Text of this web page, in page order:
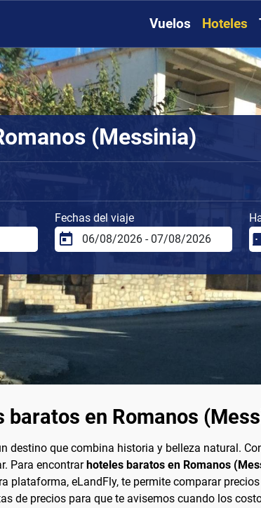
Vuelos Hoteles
(Messinia)
Fechas del viaje
baratos en Romanos
destino que combina historia y belleza natural.
Para encontrar hoteles baratos en Romanos
plataforma, eLandFly, te permite comparar
de precios para que te avisemos cuando los